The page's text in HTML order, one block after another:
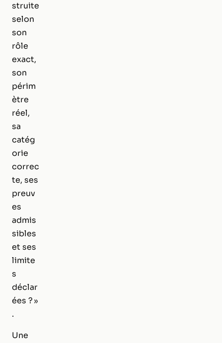
struite
selon
son
rôle
exact,
son
périm
ètre
réel,
sa
catég
orie
correc
te, ses
preuv
es
admis
sibles
et ses
limite
s
déclar
ées ? »
.
Une